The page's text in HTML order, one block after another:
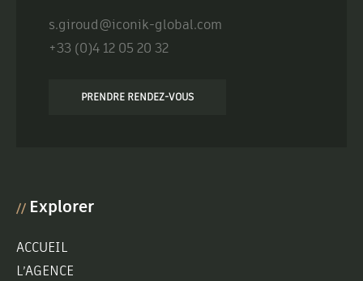
s.giroud@iconik-global.com
+33 (0)4 12 05 20 32
PRENDRE RENDEZ-VOUS
// Explorer
ACCUEIL
L’AGENCE